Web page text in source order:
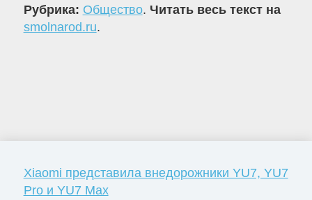
Рубрика: Общество. Читать весь текст на
smolnarod.ru.
Xiaomi представила внедорожники YU7, YU7
Pro и YU7 Max